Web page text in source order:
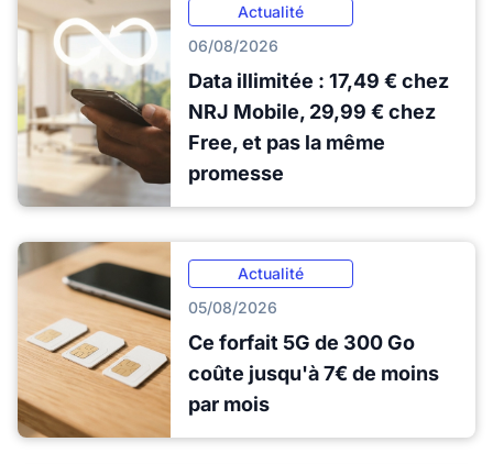
Actualité
06/08/2026
Data illimitée : 17,49 € chez
NRJ Mobile, 29,99 € chez
Free, et pas la même
promesse
Actualité
05/08/2026
Ce forfait 5G de 300 Go
coûte jusqu'à 7€ de moins
par mois